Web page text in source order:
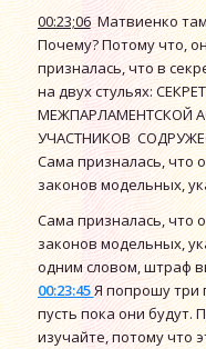
00:23;06Матвиенко
Почему? Потому что,
призналась, что в
на двух стульях:
МЕЖПАРЛАМЕНТСКОЙ
УЧАСТНИКОВ
Сама призналась, что
законов модельных,
Сама призналась, что
законов модельных,
одним словом, штраф
00:23:45Я попрошу три
пусть пока они будут.
изучайте, потому что